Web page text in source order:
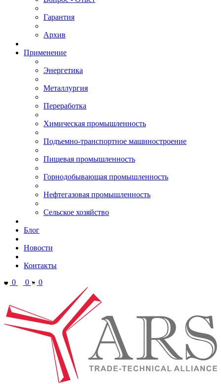
Гарантия
Архив
Применение
Энергетика
Металлургия
Переработка
Химическая промышленность
Подъемно-транспортное машиностроение
Пищевая промышленность
Горнодобывающая промышленность
Нефтегазовая промышленность
Сельское хозяйство
Блог
Новости
Контакты
0
0 0